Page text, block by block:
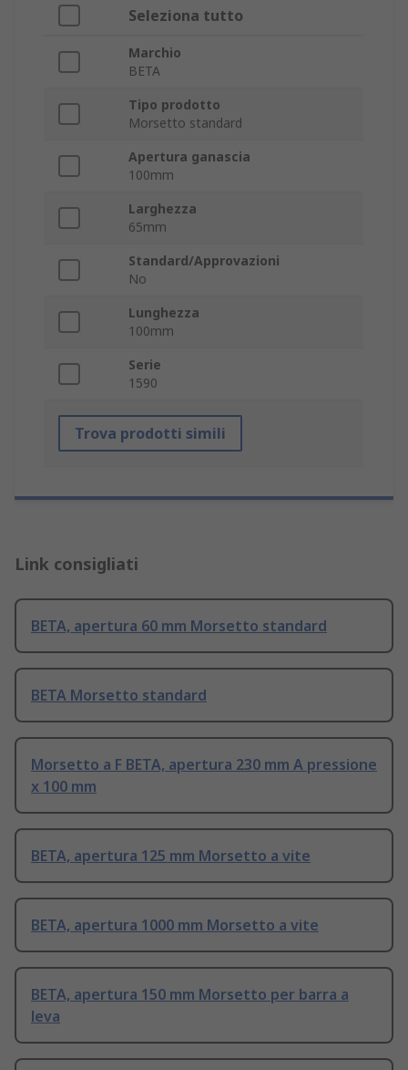
Seleziona tutto
Marchio
BETA
Tipo prodotto
Morsetto standard
Apertura ganascia
100mm
Larghezza
65mm
Standard/Approvazioni
No
Lunghezza
100mm
Serie
1590
Trova prodotti simili
Link consigliati
BETA, apertura 60 mm Morsetto standard
BETA Morsetto standard
Morsetto a F BETA, apertura 230 mm A pressione
x 100 mm
BETA, apertura 125 mm Morsetto a vite
BETA, apertura 1000 mm Morsetto a vite
BETA, apertura 150 mm Morsetto per barra a
leva